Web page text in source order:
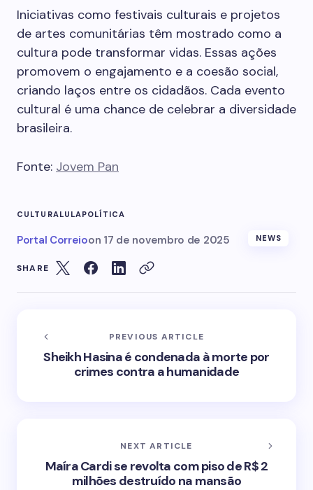
Iniciativas como festivais culturais e projetos
de artes comunitárias têm mostrado como a
cultura pode transformar vidas. Essas ações
promovem o engajamento e a coesão social,
criando laços entre os cidadãos. Cada evento
cultural é uma chance de celebrar a diversidade
brasileira.
Fonte: Jovem Pan
CULTURALULAPOLÍTICA
Portal Correioon 17 de novembro de 2025 NEWS
SHARE
PREVIOUS ARTICLE
Sheikh Hasina é condenada à morte por
crimes contra a humanidade
NEXT ARTICLE
Maíra Cardi se revolta com piso de R$ 2
milhões destruído na mansão